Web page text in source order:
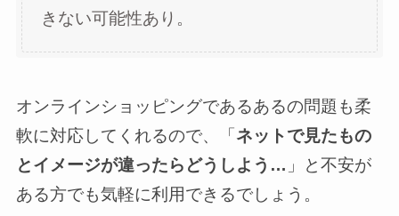
きない可能性あり。
オンラインショッピングであるあるの問題も柔
軟に対応してくれるので、「ネットで見たもの
とイメージが違ったらどうしよう… 」と不安が
ある方でも気軽に利用できるでしょう。